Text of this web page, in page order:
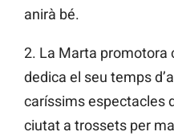
anirà bé.
2. La Marta promotora
dedica el seu temps
caríssims espectacles
ciutat a trossets per